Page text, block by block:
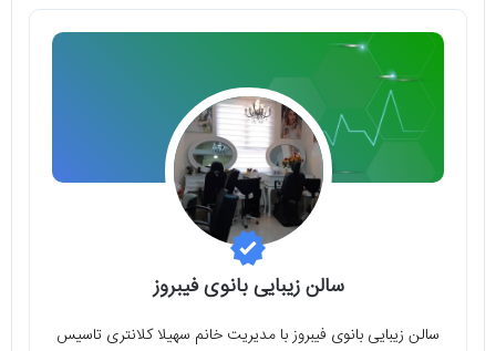
سالن زیبایی بانوی فیبروز
سالن زیبایی بانوی فیبروز با مدیریت خانم سهیلا کلانتری تاسیس